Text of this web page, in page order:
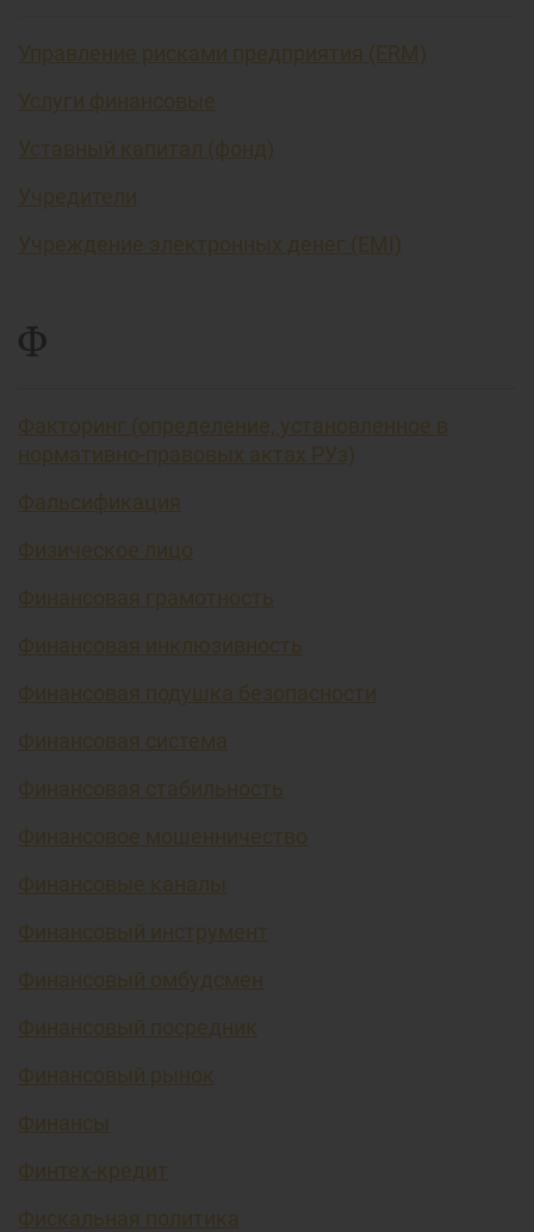
Управление рисками предприятия (ERM)
Услуги финансовые
Уставный капитал (фонд)
Учредители
Учреждение электронных денег (EMI)
Ф
Факторинг (определение, установленное в
нормативно-правовых актах РУз)
Фальсификация
Физическое лицо
Финансовая грамотность
Финансовая инклюзивность
Финансовая подушка безопасности
Финансовая система
Финансовая стабильность
Финансовое мошенничество
Финансовые каналы
Финансовый инструмент
Финансовый омбудсмен
Финансовый посредник
Финансовый рынок
Финансы
Финтех-кредит
Фискальная политика